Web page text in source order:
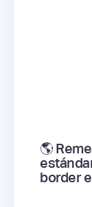
🌎
border